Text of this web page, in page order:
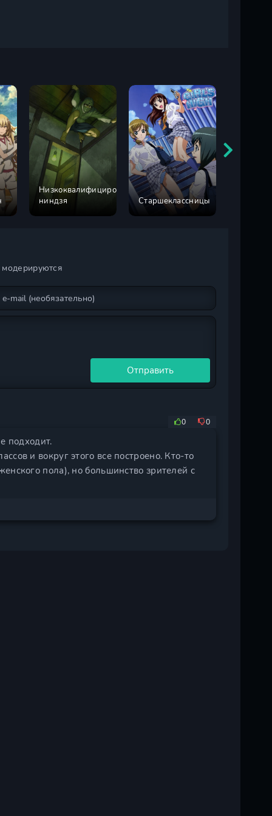
Низкоквалифицированный
ниндзя
Старшеклассницы
Отправить
0 0
подходит.
и вокруг этого все построено. Кто-то
пола), но большинство зрителей с